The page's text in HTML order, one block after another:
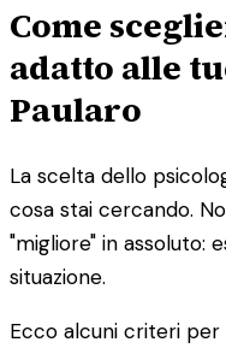
Come
adatto alle
Paularo
La scelta dello
cosa stai cercando.
"migliore" in assoluto:
situazione.
Ecco alcuni criteri per